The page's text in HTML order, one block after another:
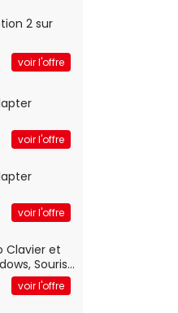
2 sur
voir l'offre
voir l'offre
voir l'offre
Clavier et
Souris
USB Plug
voir l'offre